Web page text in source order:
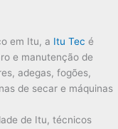
em Itu, a Itu Tec é
e manutenção de
adegas, fogões,
de secar e máquinas
de Itu, técnicos